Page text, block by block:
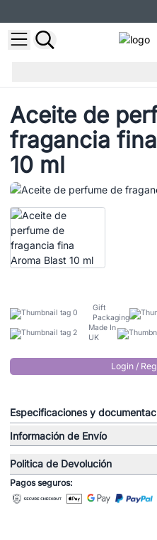
Aceite de
fragancia
10 ml
Gift
Packaging
Made In
UK
Login /
Especificaciones y
Información de Envío
Politica de Devolución
Pagos seguros: